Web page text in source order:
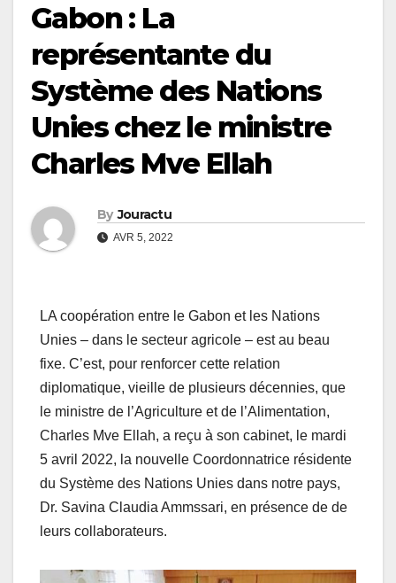
Gabon : La
représentante du
Système des Nations
Unies chez le ministre
Charles Mve Ellah
By Jouractu
AVR 5, 2022
LA coopération entre le Gabon et les Nations
Unies – dans le secteur agricole – est au beau
fixe. C’est, pour renforcer cette relation
diplomatique, vieille de plusieurs décennies, que
le ministre de l’Agriculture et de l’Alimentation,
Charles Mve Ellah, a reçu à son cabinet, le mardi
5 avril 2022, la nouvelle Coordonnatrice résidente
du Système des Nations Unies dans notre pays,
Dr. Savina Claudia Ammssari, en présence de de
leurs collaborateurs.